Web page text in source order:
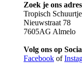
Zoek je ons
Tropisch Schuurtje
Nieuwstraat 78
7605AG Almelo
Volg ons op
Facebook of